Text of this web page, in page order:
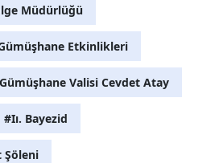
Müdürlüğü
Etkinlikleri
Valisi Cevdet Atay
#Iı. Bayezid
Şöleni